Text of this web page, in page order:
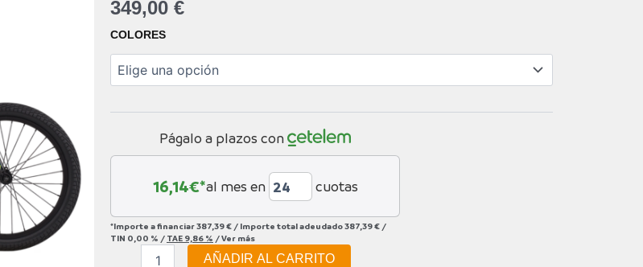
349,00 €
COLORES
Págalo a plazos con
16,14€*al mes en cuotas
*Importe a financiar387,39 € / Importe total adeudado387,39 € /
TIN 0,00 % / TAE 9,86 % /Ver más
CANNONDALE
SINGLE-
KIDS
AÑADIR AL CARRITO